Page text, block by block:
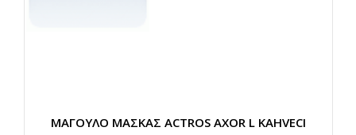
ΜΑΓΟΥΛΟ ΜΑΣΚΑΣ ACTROS AXOR L KAHVECI